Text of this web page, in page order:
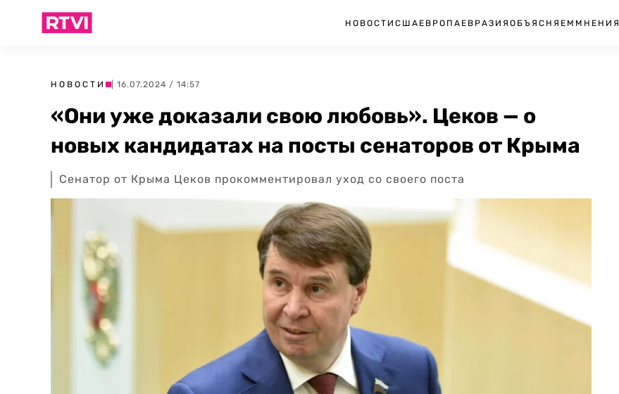
НОВОСТИ США ЕВРОПА ЕВРАЗИЯ ОБЪЯСНЯЕМ МНЕНИЯ
НОВОСТИ | 16.07.2024 / 14:57
«Они уже доказали свою любовь». Цеков — о
новых кандидатах на посты сенаторов от Крыма
Сенатор от Крыма Цеков прокомментировал уход со своего поста